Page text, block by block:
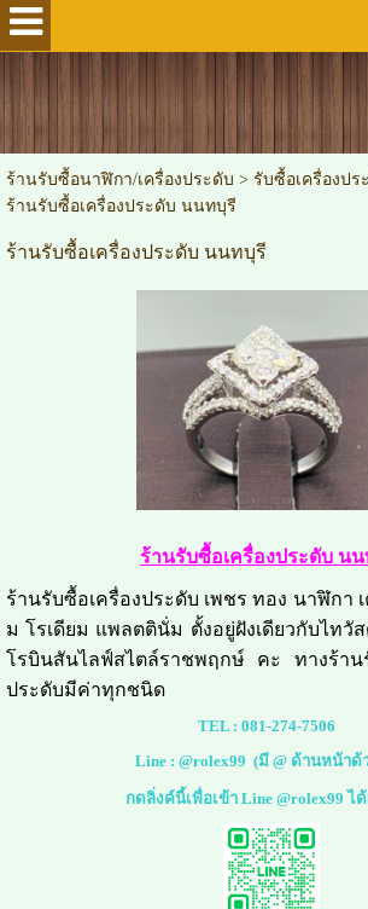
ร้านรับซื้อนาฬิกา/เครื่องประดับ > รับซื้อเครื่องปร
ร้านรับซื้อเครื่องประดับ นนทบุรี
ร้านรับซื้อเครื่องประดับ นนทบุรี
ร้านรับซื้อเครื่องประดับ น
ร้านรับซื้อเครื่องประดับ เพชร ทอง นาฬิกา
ม โรเดียม แพลตตินั่ม ตั้งอยู่ฝังเดียวกับไทวั
โรบินสันไลฟ์สไตล์ราชพฤกษ์ คะ ทางร้า
ประดับมีค่าทุกชนิด
TEL : 081-274-7506
Line :@rolex99 (มี @ ด้านหน้าด้
กดลิ่งค์นี้เพื่อเข้า Line @rolex99 ไ